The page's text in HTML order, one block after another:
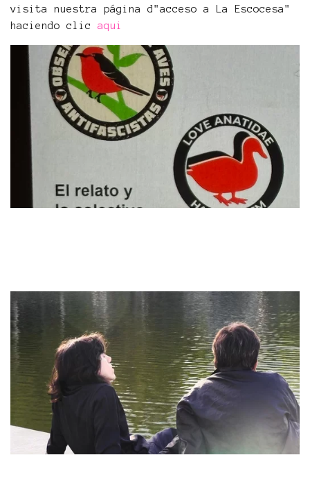
visita nuestra página d"acceso a La Escocesa"
haciendo clic aqui